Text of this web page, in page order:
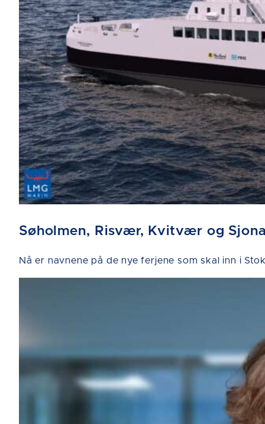
Søholmen, Risvær, Kvitvær og
Nå er navnene på de nye ferjene som skal inn i